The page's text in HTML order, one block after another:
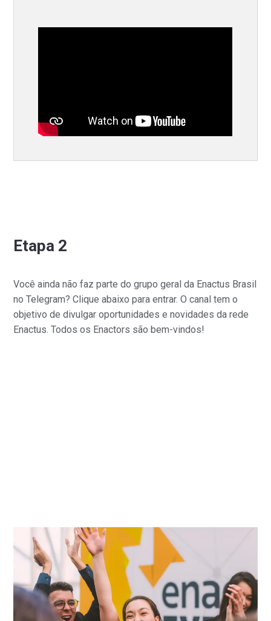
Etapa 2
Você ainda não faz parte do grupo geral da Enactus Brasil
no Telegram? Clique abaixo para entrar. O canal tem o
objetivo de divulgar oportunidades e novidades da rede
Enactus. Todos os Enactors são bem-vindos!